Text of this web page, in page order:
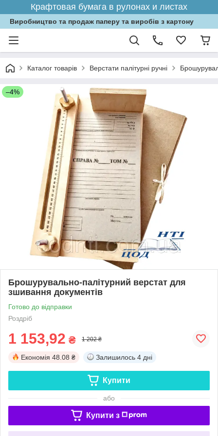
Крафтовая бумага в рулонах и листах
Виробництво та продаж паперу та виробів з картону
Каталог товарів Верстати палітурні ручні
–4%
Брошурувально-палітурний верстат для
зшивання документів
Готово до відправки
Роздріб
1 153,92 ₴ 1 202 ₴
Економія 48.08 ₴ Залишилось 4 дні
Купити
або
Купити з